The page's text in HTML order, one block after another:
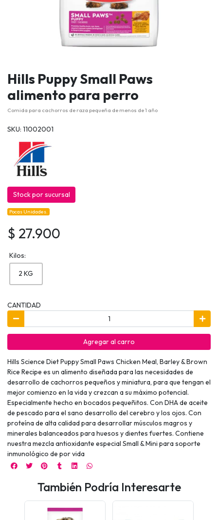
Hills Puppy Small Paws
alimento para perro
Comida para cachorros de raza pequeña de menos de 1 año
SKU: 11002001
Stock por sucursal
Pocas Unidades.
$ 27.900
Kilos:
2 KG
CANTIDAD
Agregar al carro
Hills Science Diet Puppy Small Paws Chicken Meal, Barley & Brown
Rice Recipe es un alimento diseñada para las necesidades de
desarrollo de cachorros pequeños y miniatura, para que tengan el
mejor comienzo en la vida y crezcan a su máximo potencial.
Especialmente hecho en bocados pequeñitos. Con DHA de aceite
de pescado para el sano desarrollo del cerebro y los ojos. Con
proteína de alta calidad para desarrollar músculos magros y
minerales balanceados para huesos y dientes fuertes. Contiene
nuestra mezcla antioxidante especial Small & Mini para soporte
inmunológico de por vida
También Podría Interesarte